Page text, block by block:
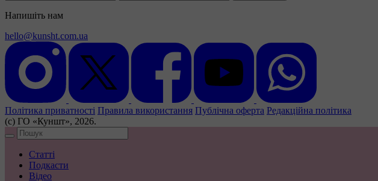
Напишіть нам
hello@kunsht.com.ua
Політика приватності Правила використання Публічна оферта Редакційна політика
(с) ГО «Куншт», 2026.
Статті
Подкасти
Відео